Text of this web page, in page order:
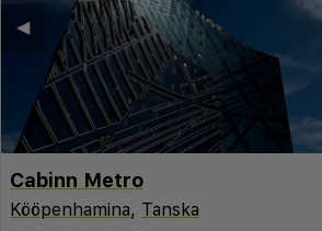
◀︎
Cabinn Metro
Kööpenhamina, Tanska